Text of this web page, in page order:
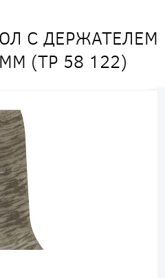
С ДЕРЖАТЕЛЕМ
(ТР 58 122)